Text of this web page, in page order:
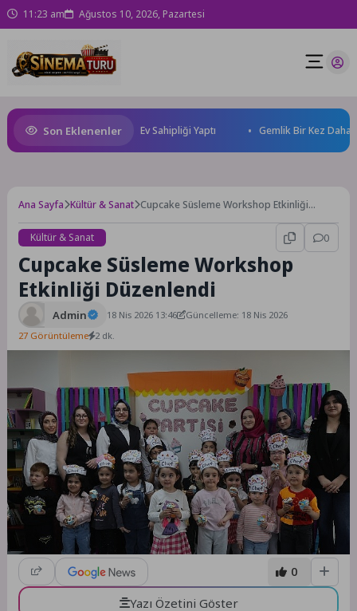
11:23 am Ağustos 10, 2026, Pazartesi
Son Eklenenler
Flag Futbol Turnuvası’na Ev Sahipliği Yaptı Gemlik Bir Kez Daha
Ana Sayfa Kültür & Sanat Cupcake Süsleme Workshop Etkinliği
Kültür & Sanat
0
Cupcake Süsleme Workshop
Etkinliği Düzenlendi
Admin 18 Nis 2026 13:46
Güncelleme: 18 Nis 2026
27 Görüntüleme 2 dk.
0
Yazı Özetini Göster